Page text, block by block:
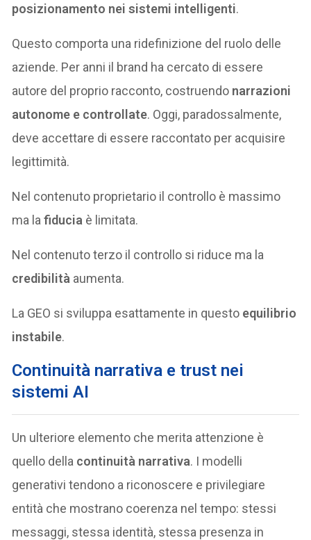
posizionamento nei sistemi intelligenti.
Questo comporta una ridefinizione del ruolo delle
aziende. Per anni il brand ha cercato di essere
autore del proprio racconto, costruendo narrazioni
autonome e controllate. Oggi, paradossalmente,
deve accettare di essere raccontato per acquisire
legittimità.
Nel contenuto proprietario il controllo è massimo
ma lafiducia è limitata.
Nel contenuto terzo il controllo si riduce ma la
credibilità aumenta.
La GEO si sviluppa esattamente in questo equilibrio
instabile.
Continuità narrativa e trust nei
sistemi AI
Un ulteriore elemento che merita attenzione è
quello della continuità narrativa. I modelli
generativi tendono a riconoscere e privilegiare
entità che mostrano coerenza nel tempo: stessi
messaggi, stessa identità, stessa presenza in